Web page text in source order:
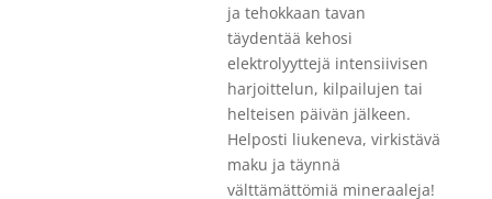
ja tehokkaan tavan
täydentää kehosi
elektrolyyttejä intensiivisen
harjoittelun, kilpailujen tai
helteisen päivän jälkeen.
Helposti liukeneva, virkistävä
maku ja täynnä
välttämättömiä mineraaleja!